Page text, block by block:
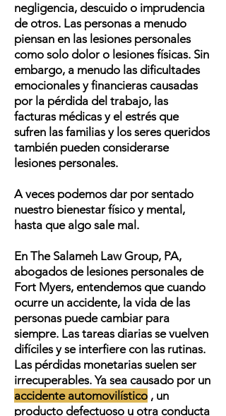
negligencia, descuido o imprudencia
de otros. Las personas a menudo
piensan en las lesiones personales
como solo dolor o lesiones físicas. Sin
embargo, a menudo las dificultades
emocionales y financieras causadas
por la pérdida del trabajo, las
facturas médicas y el estrés que
sufren las familias y los seres queridos
también pueden considerarse
lesiones personales.
A veces podemos dar por sentado
nuestro bienestar físico y mental,
hasta que algo sale mal.
En The Salameh Law Group, PA,
abogados de lesiones personales de
Fort Myers, entendemos que cuando
ocurre un accidente, la vida de las
personas puede cambiar para
siempre. Las tareas diarias se vuelven
difíciles y se interfiere con las rutinas.
Las pérdidas monetarias suelen ser
irrecuperables. Ya sea causado por un
accidente automovilístico , un
producto defectuoso u otra conducta